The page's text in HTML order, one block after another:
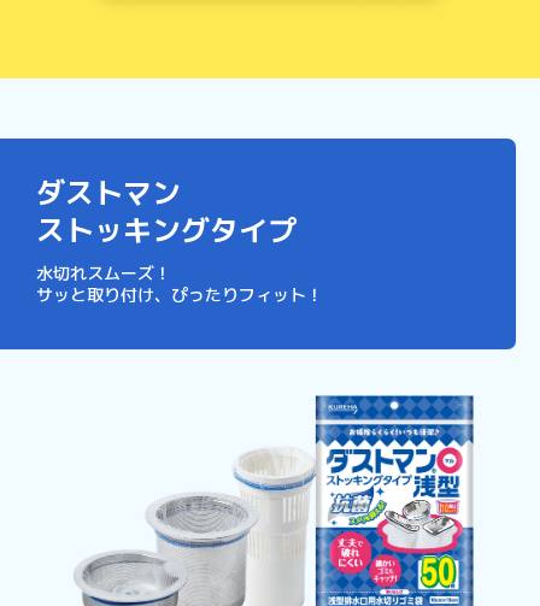
ダストマン
ストッキングタイプ
水切れスムーズ！
サッと取り付け、ぴったりフィット！